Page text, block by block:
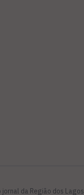
da Região dos Lagos